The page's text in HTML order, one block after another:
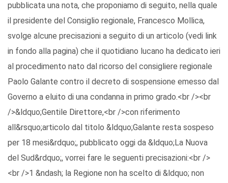
pubblicata una nota, che proponiamo di seguito, nella quale
il presidente del Consiglio regionale, Francesco Mollica,
svolge alcune precisazioni a seguito di un articolo (vedi link
in fondo alla pagina) che il quotidiano lucano ha dedicato ieri
al procedimento nato dal ricorso del consigliere regionale
Paolo Galante contro il decreto di sospensione emesso dal
Governo a eluito di una condanna in primo grado.<br /><br
/>&ldquo;Gentile Direttore,<br />con riferimento
all&rsquo;articolo dal titolo &ldquo;Galante resta sospeso
per 18 mesi&rdquo;, pubblicato oggi da &ldquo;La Nuova
del Sud&rdquo;, vorrei fare le seguenti precisazioni:<br />
<br />1 &ndash; la Regione non ha scelto di &ldquo; non